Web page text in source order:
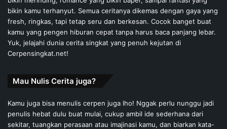
bikin kamu terhanyut. Semua ceritanya dikemas dengan gaya yang
fresh, ringkas, tapi tetap seru dan berkesan. Cocok banget buat
kamu yang pengen hiburan cepat tanpa harus baca panjang lebar.
Yuk, jelajahi dunia cerita singkat yang penuh kejutan di
Cerpensingkat.net!
Mau Nulis Cerita juga?
Kamu juga bisa menulis cerpen juga lho! Nggak perlu nunggu jadi
penulis hebat dulu buat mulai, cukup ambil ide sederhana dari
sekitar, tuangkan perasaan atau imajinasi kamu, dan biarkan kata-